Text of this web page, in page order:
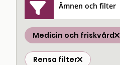
Ämnen och filter
Medicin och friskvård
Rensa filter